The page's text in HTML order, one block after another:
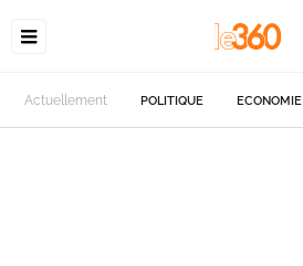
Actuellement POLITIQUE ECONOMIE